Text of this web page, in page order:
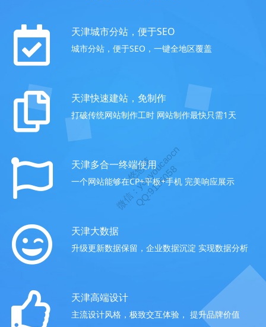
天津城市分站，便于SEO
城市分站，便于SEO，一键全地区覆盖
天津快速建站，免制作
打破传统网站制作工时 网站制作最快只需1天
天津多合一终端使用
一个网站能够在CP+平板+手机 完美响应展示
天津大数据
升级更新数据保留，企业数据沉淀 实现数据分析
天津高端设计
主流设计风格，极致交互体验， 提升品牌价值